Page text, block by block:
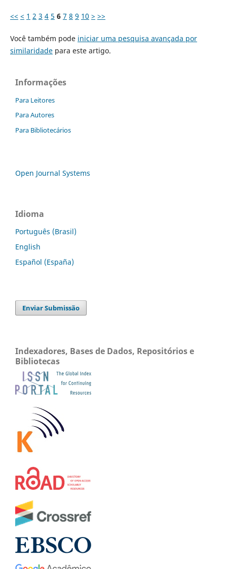
<< < 1 2 3 4 5 6 7 8 9 10 > >>
Você também pode iniciar uma pesquisa avançada por
similaridadepara este artigo.
Informações
Para Leitores
Para Autores
Para Bibliotecários
Open Journal Systems
Idioma
Português (Brasil)
English
Español (España)
Enviar Submissão
Indexadores, Bases de Dados, Repositórios e
Bibliotecas